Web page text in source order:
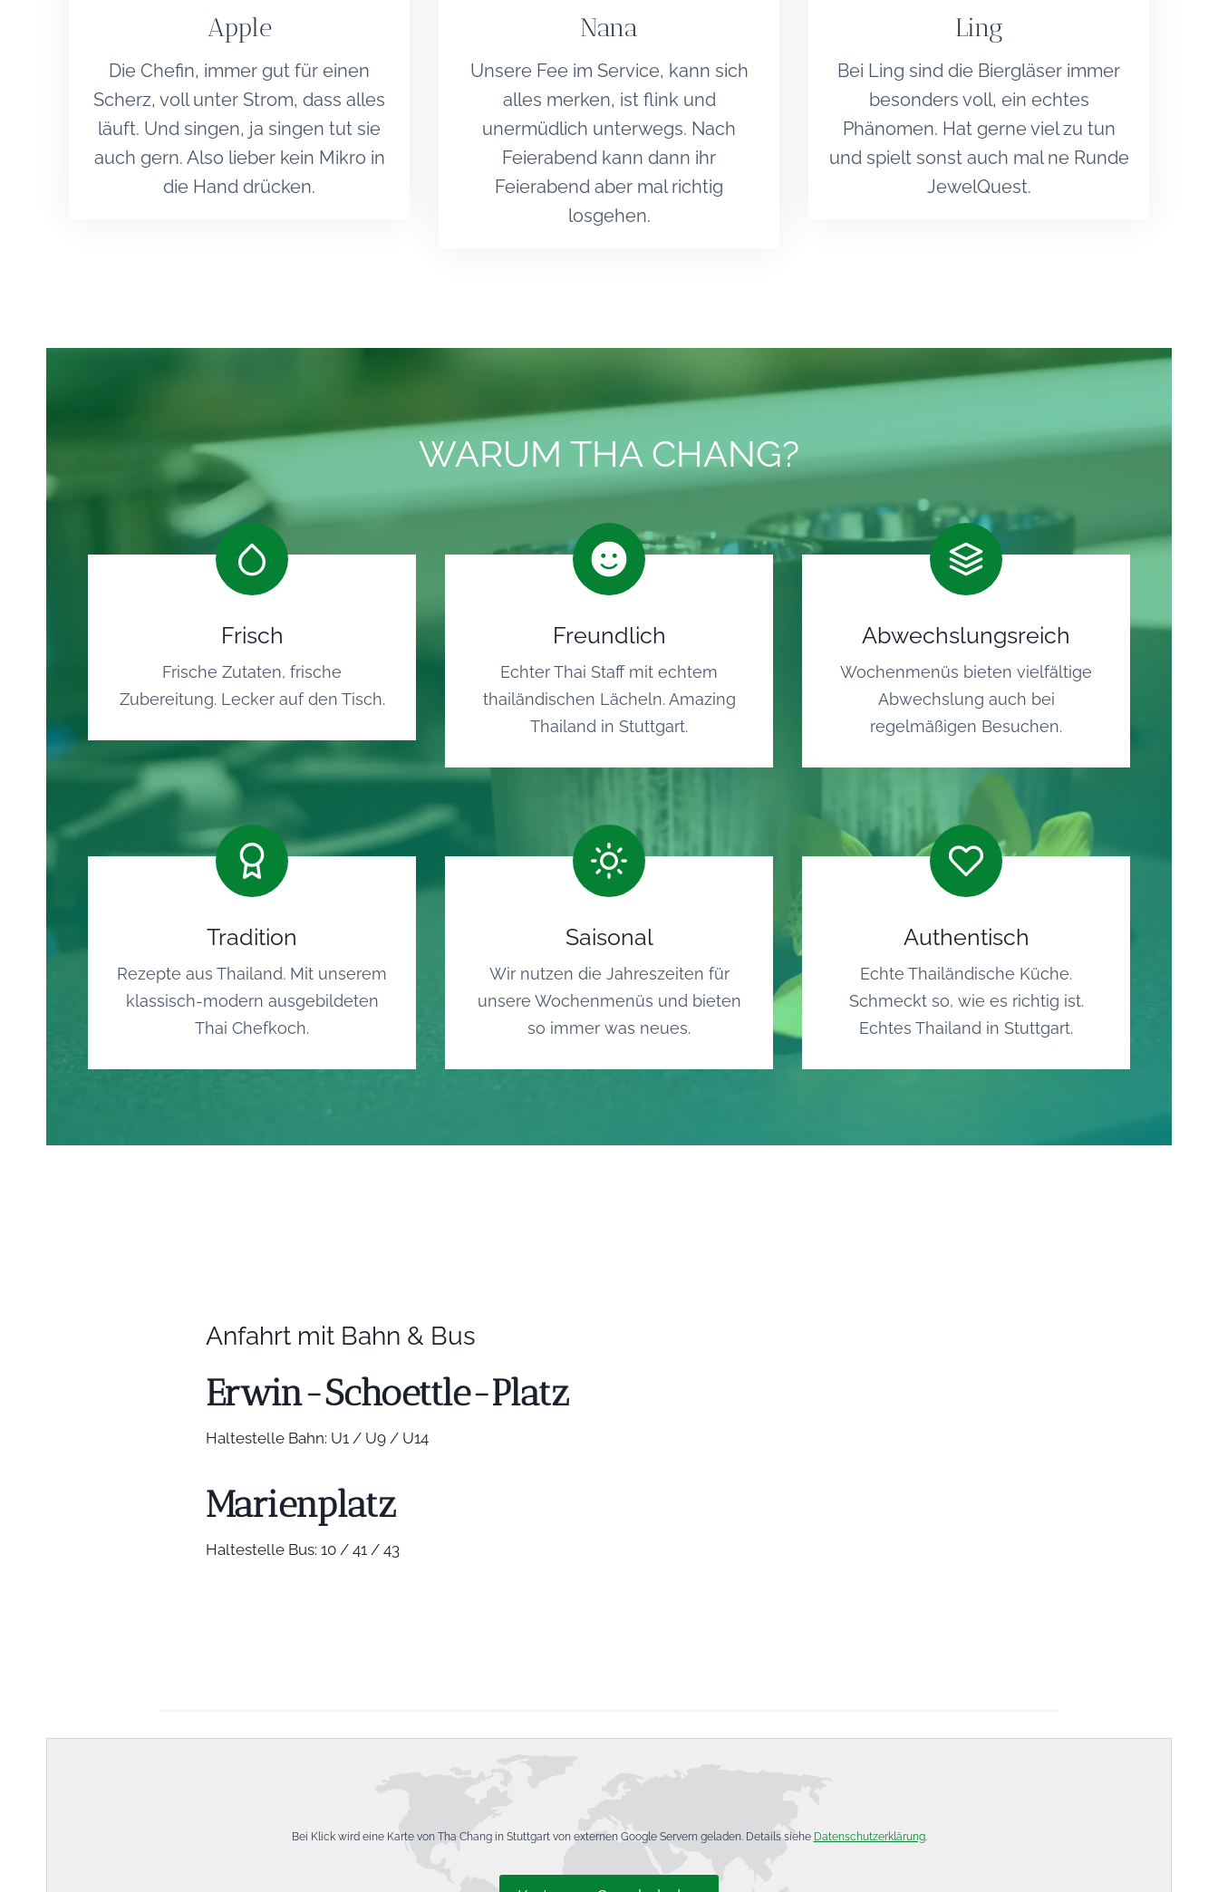
Apple
Die Chefin, immer gut für einen
Scherz, voll unter Strom, dass alles
läuft. Und singen, ja singen tut sie
auch gern. Also lieber kein Mikro in
die Hand drücken.
Nana
Unsere Fee im Service, kann sich
alles merken, ist flink und
unermüdlich unterwegs. Nach
Feierabend kann dann ihr
Feierabend aber mal richtig
losgehen.
Ling
Bei Ling sind die Biergläser immer
besonders voll, ein echtes
Phänomen. Hat gerne viel zu tun
und spielt sonst auch mal ne Runde
JewelQuest.
WARUM THA CHANG?
Frisch
Frische Zutaten, frische
Zubereitung. Lecker auf den Tisch.
Freundlich
Echter Thai Staff mit echtem
thailändischen Lächeln. Amazing
Thailand in Stuttgart.
Abwechslungsreich
Wochenmenüs bieten vielfältige
Abwechslung auch bei
regelmäßigen Besuchen.
Tradition
Rezepte aus Thailand. Mit unserem
klassisch-modern ausgebildeten
Thai Chefkoch.
Saisonal
Wir nutzen die Jahreszeiten für
unsere Wochenmenüs und bieten
so immer was neues.
Authentisch
Echte Thailändische Küche.
Schmeckt so, wie es richtig ist.
Echtes Thailand in Stuttgart.
Anfahrt mit Bahn & Bus
Erwin-Schoettle-Platz
Haltestelle Bahn: U1 / U9 / U14
Marienplatz
Haltestelle Bus: 10 / 41 / 43
Bei Klick wird eine Karte von Tha Chang in Stuttgart von externen Google Servern geladen. Details siehe Datenschutzerklärung.